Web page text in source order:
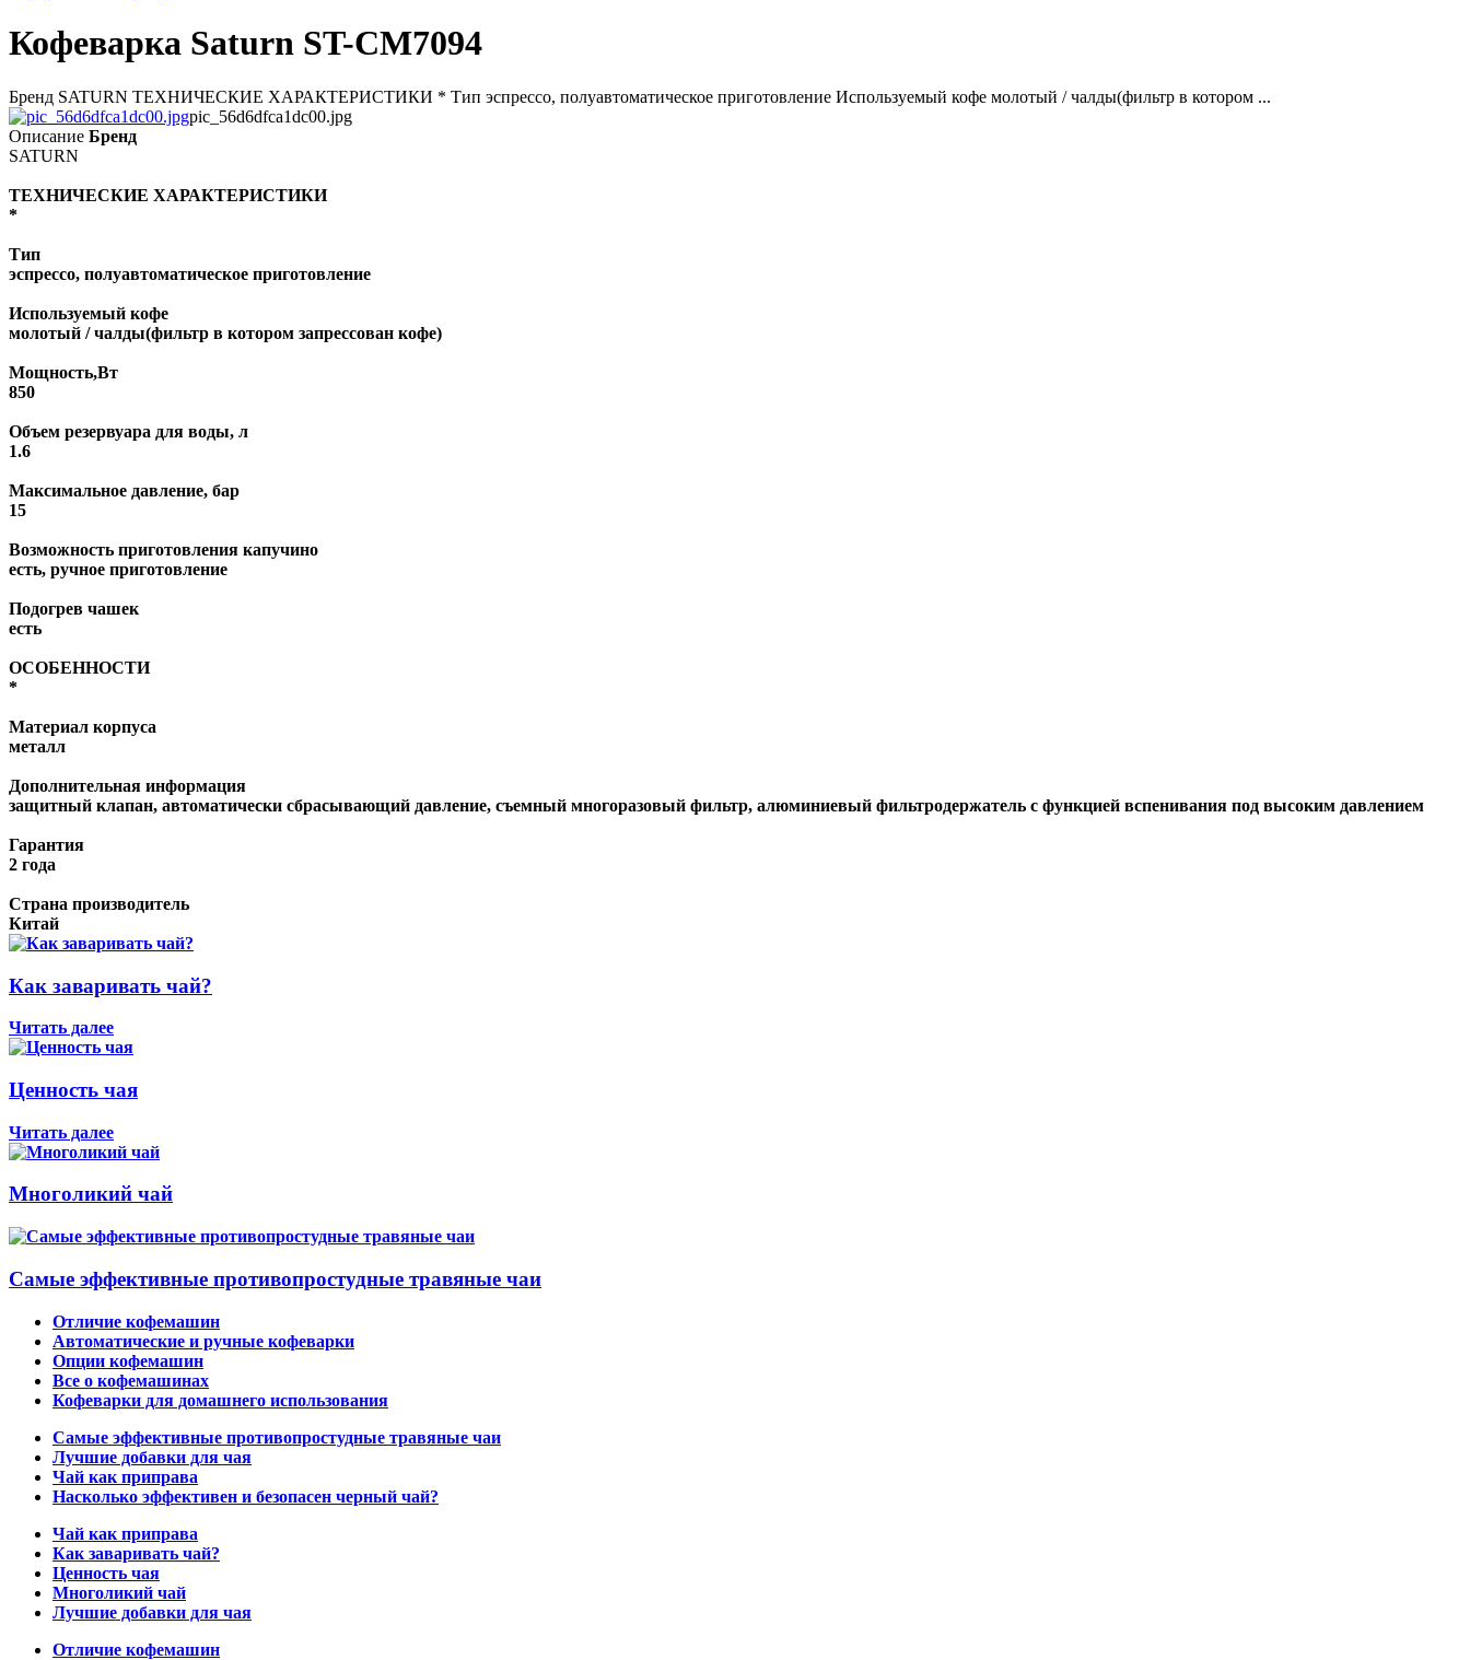
Кофеварка Saturn ST-CM7094
Бренд SATURN ТЕХНИЧЕСКИЕ ХАРАКТЕРИСТИКИ * Тип эспрессо, полуавтоматическое приготовление Используемый кофе молотый / чалды(фильтр в котором ...
pic_56d6dfca1dc00.jpg
Описание Бренд
SATURN
ТЕХНИЧЕСКИЕ ХАРАКТЕРИСТИКИ
*
Тип
эспрессо, полуавтоматическое приготовление
Используемый кофе
молотый / чалды(фильтр в котором запрессован кофе)
Мощность,Вт
850
Объем резервуара для воды, л
1.6
Максимальное давление, бар
15
Возможность приготовления капучино
есть, ручное приготовление
Подогрев чашек
есть
ОСОБЕННОСТИ
*
Материал корпуса
металл
Дополнительная информация
защитный клапан, автоматически сбрасывающий давление, съемный многоразовый фильтр, алюминиевый фильтродержатель с функцией вспенивания под высоким давлением
Гарантия
2 года
Страна производитель
Китай
Как заваривать чай?
Читать далее
Ценность чая
Читать далее
Многоликий чай
Самые эффективные противопростудные травяные чаи
Отличие кофемашин
Автоматические и ручные кофеварки
Опции кофемашин
Все о кофемашинах
Кофеварки для домашнего использования
Самые эффективные противопростудные травяные чаи
Лучшие добавки для чая
Чай как приправа
Насколько эффективен и безопасен черный чай?
Чай как приправа
Как заваривать чай?
Ценность чая
Многоликий чай
Лучшие добавки для чая
Отличие кофемашин